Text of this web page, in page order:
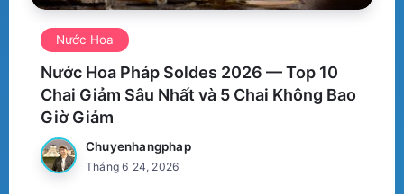
Nước Hoa
Nước Hoa Pháp Soldes 2026 — Top 10
Chai Giảm Sâu Nhất và 5 Chai Không Bao
Giờ Giảm
Chuyenhangphap
Tháng 6 24, 2026